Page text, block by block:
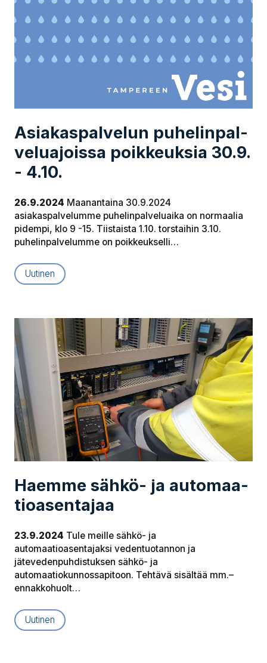
Asia­kas­pal­ve­lun pu­he­lin­pal­
ve­lua­jois­sa poikkeuksia 30.9.
- 4.10.
26.9.2024 Maanantaina 30.9.2024
asiakaspalvelumme puhelinpalveluaika on normaalia
pidempi, klo 9 -15. Tiistaista 1.10. torstaihin 3.10.
puhelinpalvelumme on poikkeukselli…
Uutinen
Haemme sähkö- ja au­to­maa­
tio­asen­ta­jaa
23.9.2024 Tule meille sähkö- ja
automaatioasentajaksi vedentuotannon ja
jätevedenpuhdistuksen sähkö- ja
automaatiokunnossapitoon. Tehtävä sisältää mm.–
ennakkohuolt…
Uutinen